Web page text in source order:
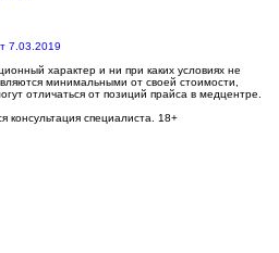
7.03.2019
характер и ни при каких условиях не
минимальными от своей стоимости,
отличаться от позиций прайса в медцентре.
консультация специалиста. 18+